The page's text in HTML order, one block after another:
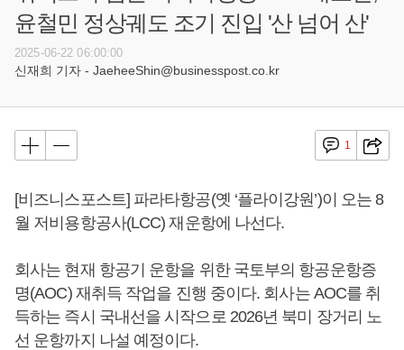
윤철민 정상궤도 조기 진입 '산 넘어 산'
2025-06-22 06:00:00
신재희 기자 - JaeheeShin@businesspost.co.kr
1
[비즈니스포스트] 파라타항공(옛 ‘플라이강원’)이 오는 8
월 저비용항공사(LCC) 재운항에 나선다.
회사는 현재 항공기 운항을 위한 국토부의 항공운항증
명(AOC) 재취득 작업을 진행 중이다. 회사는 AOC를 취
득하는 즉시 국내선을 시작으로 2026년 북미 장거리 노
선 운항까지 나설 예정이다.